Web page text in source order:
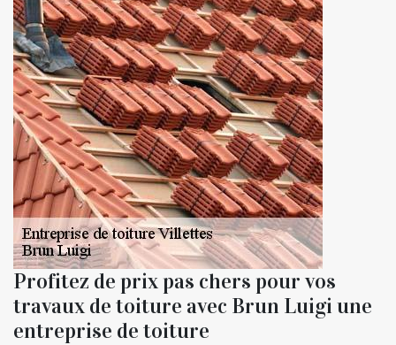
Profitez de prix pas chers pour vos
travaux de toiture avec Brun Luigi une
entreprise de toiture